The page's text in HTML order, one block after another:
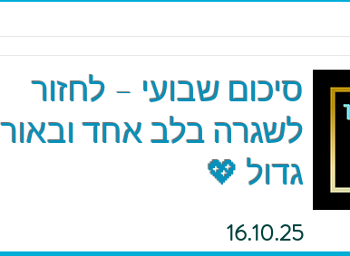
סיכום שבועי – לחזור
לשגרה בלב אחד ובאור
גדול 💖
16.10.25